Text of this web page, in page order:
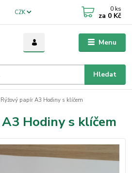
Menu
CZK
Hledat
0 ks
za 0 Kč
Rýžový papír A3 Hodiny s klíčem
Hodiny s klíčem